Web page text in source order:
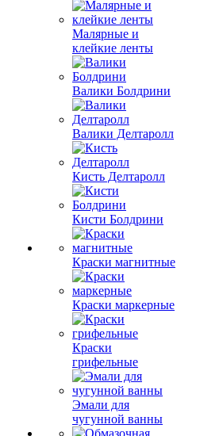
Малярные и
клейкие ленты
Валики Болдрини
Валики Делтаролл
Кисть Делтаролл
Кисти Болдрини
Краски магнитные
Краски маркерные
Краски
грифельные
Эмали для
чугунной ванны